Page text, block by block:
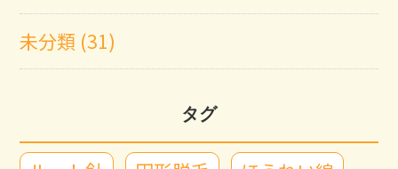
未分類 (31)
タグ